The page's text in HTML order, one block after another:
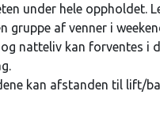
under hele oppholdet.
gruppe af venner i
natteliv kan forventes i
kan afstanden til lift/